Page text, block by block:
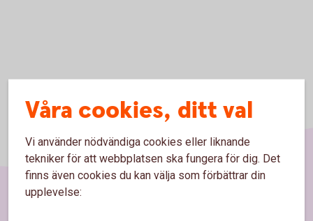
Våra cookies, ditt val
Vi använder nödvändiga cookies eller liknande
tekniker för att webbplatsen ska fungera för dig. Det
finns även cookies du kan välja som förbättrar din
upplevelse: